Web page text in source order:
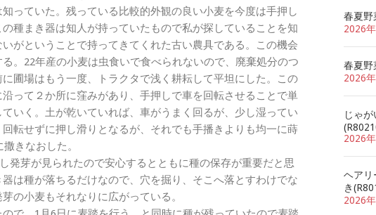
っていた。残っている比較的外観の良い小麦を今度は手押し
種まき器は知人が持っていたもので私が探していることを知
がということで持ってきてくれた古い農具である。この機会
。22年産の小麦は虫食いで食べられないので、廃棄処分のつ
圃場はもう一度、トラクタで浅く耕耘して平坦にした。この
って２か所に窪みがあり、手押しで車を回転させることで単
いく。土が乾いていれば、車がうまく回るが、少し湿ってい
転せずに押し滑りとなるが、それでも手播きよりも均一に蒔
きなおした。
発芽が見られたので安心するとともに種の保存が重要だと思
は種が落ちるだけなので、穴を掘り、そこへ落とすわけでな
の小麦もそれなりに広がっている。
春夏野
2026
春夏野
2026
じゃ
2026
ヘアリ
き
2026